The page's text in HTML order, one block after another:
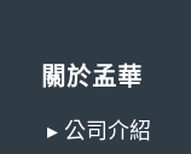
關於孟華
▸ 公司介紹